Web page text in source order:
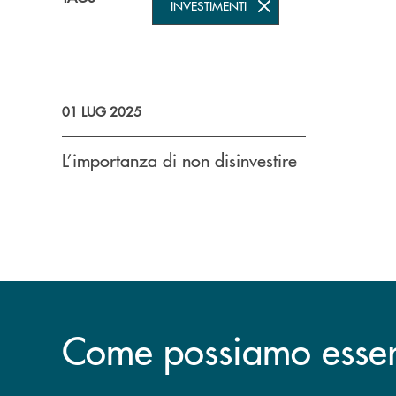
INVESTIMENTI
01 LUG 2025
L’importanza di non disinvestire
Come possiamo